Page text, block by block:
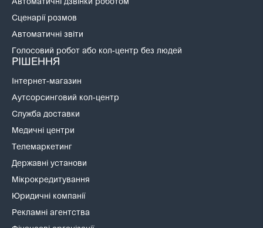
Автоматичні дзвінки роботом
Сценарії розмов
Автоматичні звіти
Голосовий робот або кол-центр без людей
РІШЕННЯ
Інтернет-магазин
Аутсорсинговий кол-центр
Служба доставки
Медичні центри
Телемаркетинг
Державні установи
Мікрокредитування
Юридичні компанії
Рекламні агентства